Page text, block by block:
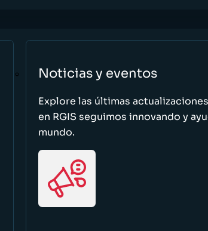
Noticias y eventos
Explore las últimas
en RGIS seguimos innovando y
mundo.